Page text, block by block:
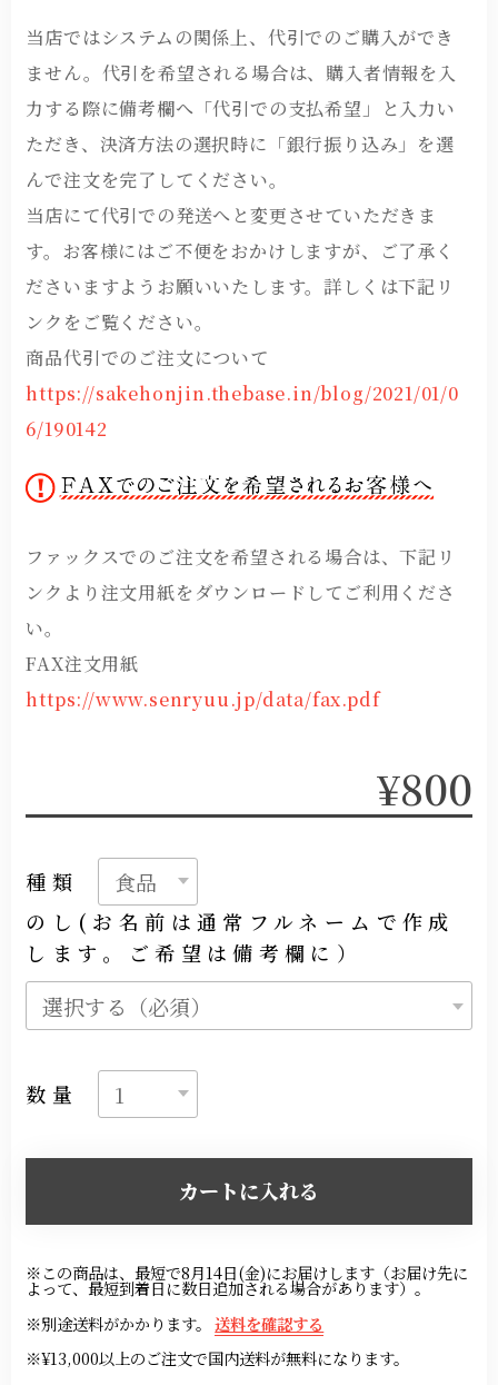
当店ではシステムの関係上、代引でのご購入ができ
ません。代引を希望される場合は、購入者情報を入
力する際に備考欄へ「代引での支払希望」と入力い
ただき、決済方法の選択時に「銀行振り込み」を選
んで注文を完了してください。
当店にて代引での発送へと変更させていただきま
す。お客様にはご不便をおかけしますが、ご了承く
ださいますようお願いいたします。詳しくは下記リ
ンクをご覧ください。
商品代引でのご注文について
https://sakehonjin.thebase.in/blog/2021/01/0
6/190142
ファックスでのご注文を希望される場合は、下記リ
ンクより注文用紙をダウンロードしてご利用くださ
い。
FAX注文用紙
https://www.senryuu.jp/data/fax.pdf
¥800
種類
のし(お名前は通常フルネームで作成
します。ご希望は備考欄に）
数量
カートに入れる
※この商品は、最短で8月14日(金)にお届けします（お届け先に
よって、最短到着日に数日追加される場合があります）。
※別途送料がかかります。
送料を確認する
※¥13,000以上のご注文で国内送料が無料になります。